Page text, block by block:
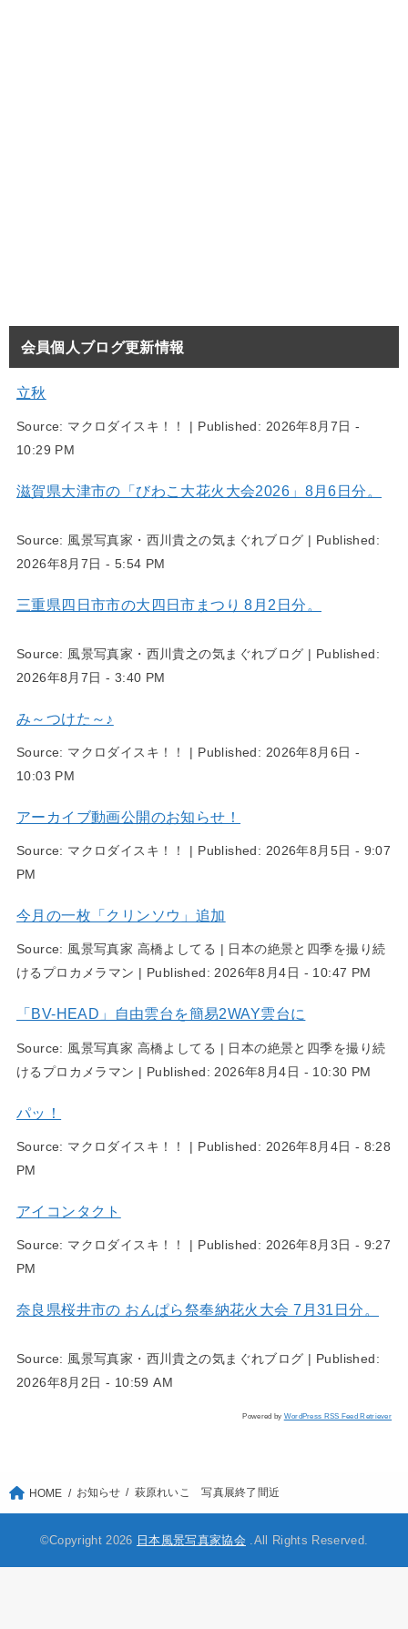
会員個人ブログ更新情報
立秋
Source: マクロダイスキ！！ | Published: 2026年8月7日 -
10:29 PM
滋賀県大津市の「びわこ大花火大会2026」8月6日分。
Source: 風景写真家・西川貴之の気まぐれブログ | Published:
2026年8月7日 - 5:54 PM
三重県四日市市の大四日市まつり 8月2日分。
Source: 風景写真家・西川貴之の気まぐれブログ | Published:
2026年8月7日 - 3:40 PM
み～つけた～♪
Source: マクロダイスキ！！ | Published: 2026年8月6日 -
10:03 PM
アーカイブ動画公開のお知らせ！
Source: マクロダイスキ！！ | Published: 2026年8月5日 - 9:07
PM
今月の一枚「クリンソウ」追加
Source: 風景写真家 高橋よしてる | 日本の絶景と四季を撮り続
けるプロカメラマン | Published:2026年8月4日 - 10:47 PM
「BV-HEAD」自由雲台を簡易2WAY雲台に
Source: 風景写真家 高橋よしてる | 日本の絶景と四季を撮り続
けるプロカメラマン | Published: 2026年8月4日 - 10:30 PM
パッ！
Source: マクロダイスキ！！ | Published: 2026年8月4日 - 8:28
PM
アイコンタクト
Source: マクロダイスキ！！ | Published: 2026年8月3日 - 9:27
PM
奈良県桜井市の おんぱら祭奉納花火大会 7月31日分。
Source: 風景写真家・西川貴之の気まぐれブログ | Published:
2026年8月2日 - 10:59 AM
Powered by WordPress RSS Feed Retriever
HOME お知らせ 萩原れいこ 写真展終了間近
©Copyright 2026 日本風景写真家協会 .All Rights Reserved.